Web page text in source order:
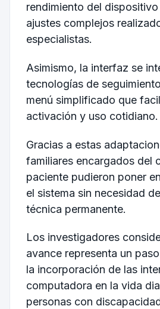
rendimiento del
ajustes complejos
especialistas.
Asimismo, la interfaz se
tecnologías de
menú simplificado que
activación y uso cotidiano.
Gracias a estas
familiares encargados del
paciente pudieron poner
el sistema sin necesidad
técnica permanente.
Los investigadores
avance representa un
la incorporación de las
computadora en la vida
personas con